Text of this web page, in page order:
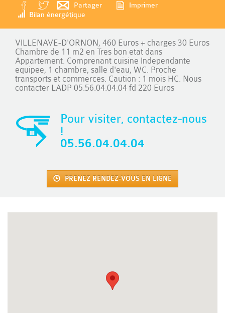
Partager
Imprimer
Bilan énergétique
VILLENAVE-D'ORNON, 460 Euros + charges 30 Euros
Chambre de 11 m2 en Tres bon etat dans
Appartement. Comprenant cuisine Independante
equipee, 1 chambre, salle d'eau, WC. Proche
transports et commerces. Caution : 1 mois HC. Nous
contacter LADP 05.56.04.04.04 fd 220 Euros
Pour visiter, contactez-nous
!
05.56.04.04.04
PRENEZ RENDEZ-VOUS EN LIGNE